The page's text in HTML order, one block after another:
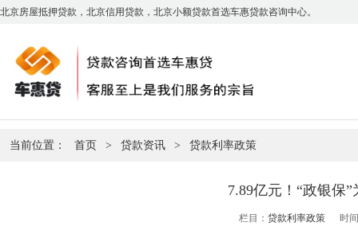
北京房屋抵押贷款，北京信用贷款，北京小额贷款首选车惠贷款咨询中心。
当前位置： 首页 > 贷款资讯 > 贷款利率政策
7.89亿元！“政银保
栏目： 贷款利率政策 时